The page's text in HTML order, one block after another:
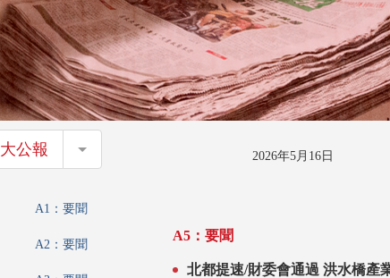
大公報 大公報 2026年5月16日
A1：要聞
A2：要聞
A5：要聞
北都提速/財委會通過 洪水橋產